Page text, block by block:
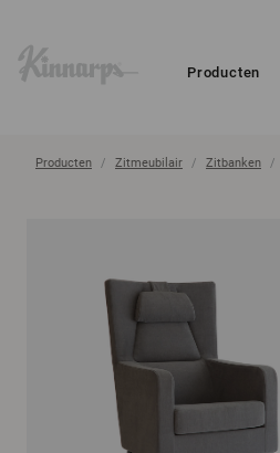
Producten
Producten Zitmeubilair Zitbanken